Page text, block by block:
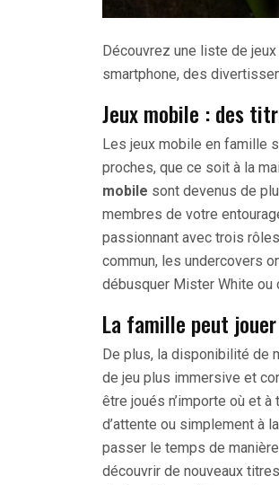
Découvrez une liste de
smartphone, des
Jeux mobile : des
Les jeux mobile en famille
proches, que ce soit à la
mobile sont devenus de
membres de votre
passionnant avec trois
commun, les undercovers
débusquer Mister White ou
La famille peut
De plus, la disponibilité de
de jeu plus immersive et
être joués n’importe où et
d’attente ou simplement à
passer le temps de
découvrir de nouveaux